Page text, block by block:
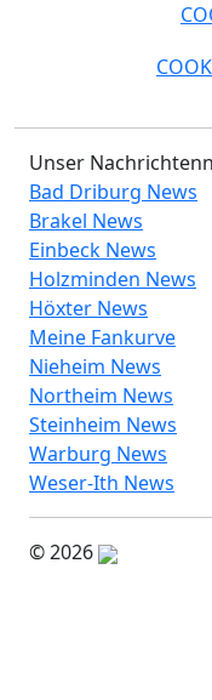
Unser
Bad Driburg News
Brakel News
Einbeck News
Holzminden News
Höxter News
Meine Fankurve
Nieheim News
Northeim News
Steinheim News
Warburg News
Weser-Ith News
© 2026